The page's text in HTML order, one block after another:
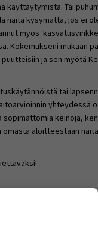
käyttäytymistä. Tai
näitä kysymättä, jos ei
myös
Kokemukseni mukaan
ja sen myötä
tai
yhteydessä
sopimattomia keinoja,
omasta aloitteestaan